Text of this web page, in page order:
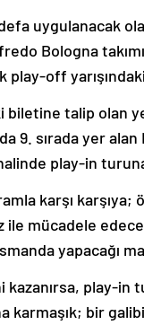
uygulanacak
Bologna
off
talip olan
9. sırada yer
play-in
karşı
ile mücadele
yapacağı
play-in
karmaşık; bir